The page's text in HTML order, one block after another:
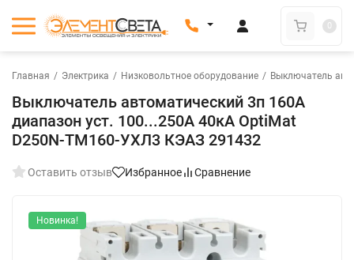
0
Главная / Электрика / Низковольтное оборудование / Выключатель
Выключатель автоматический 3п 160А
диапазон уст. 100...250А 40кА OptiMat
D250N-TM160-УХЛ3 КЭАЗ 291432
Оставить отзыв Избранное Сравнение
Новинка!